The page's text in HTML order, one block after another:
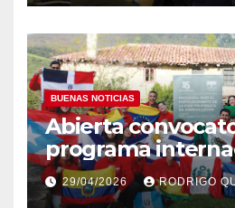
BUENAS NOTICIAS
Abierta
programa
ha destacado a
Curridabat
29/04/2026 RODRIGO